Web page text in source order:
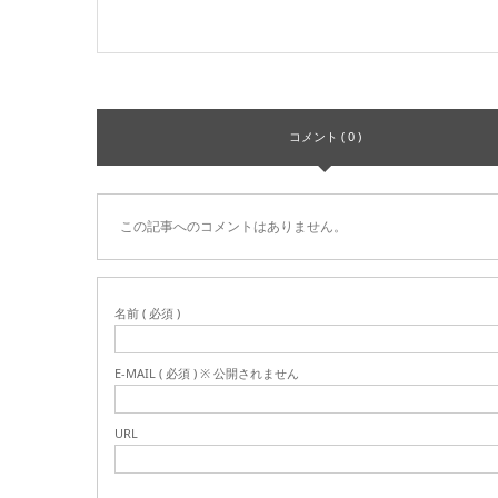
コメント ( 0 )
この記事へのコメントはありません。
名前 ( 必須 )
E-MAIL ( 必須 ) ※ 公開されません
URL